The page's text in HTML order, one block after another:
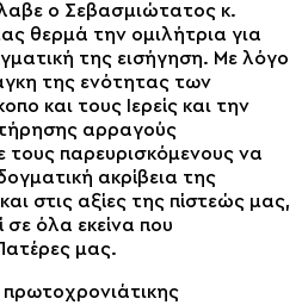
ο Σεβασμιώτατος κ.
θερμά την ομιλήτρια για
της εισήγηση. Με λόγο
της ενότητας των
και τους Ιερείς και την
αρραγούς
τους παρευρισκόμενους να
ακρίβεια της
στις αξίες της πίστεώς μας,
όλα εκείνα που
μας.